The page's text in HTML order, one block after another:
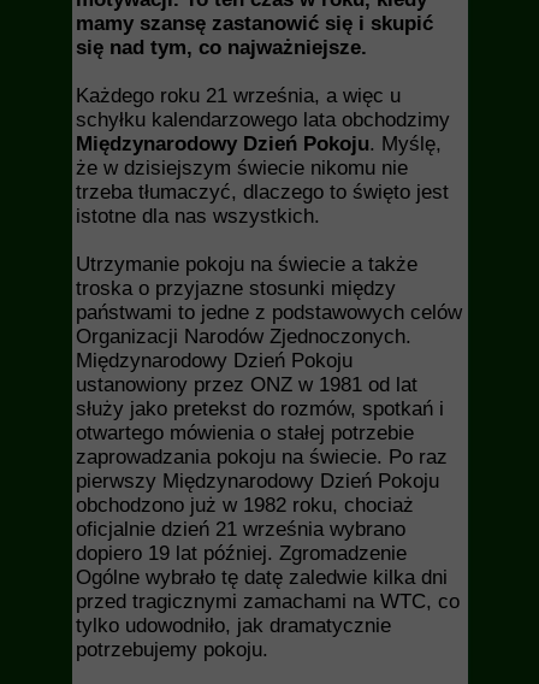
mamy szansę zastanowić się i skupić
się nad tym, co najważniejsze.
Każdego roku 21 września, a więc u
schyłku kalendarzowego lata obchodzimy
Międzynarodowy Dzień Pokoju. Myślę,
że w dzisiejszym świecie nikomu nie
trzeba tłumaczyć, dlaczego to święto jest
istotne dla nas wszystkich.
Utrzymanie pokoju na świecie a także
troska o przyjazne stosunki między
państwami to jedne z podstawowych celów
Organizacji Narodów Zjednoczonych.
Międzynarodowy Dzień Pokoju
ustanowiony przez ONZ w 1981 od lat
służy jako pretekst do rozmów, spotkań i
otwartego mówienia o stałej potrzebie
zaprowadzania pokoju na świecie. Po raz
pierwszy Międzynarodowy Dzień Pokoju
obchodzono już w 1982 roku, chociaż
oficjalnie dzień 21 września wybrano
dopiero 19 lat później. Zgromadzenie
Ogólne wybrało tę datę zaledwie kilka dni
przed tragicznymi zamachami na WTC, co
tylko udowodniło, jak dramatycznie
potrzebujemy pokoju.